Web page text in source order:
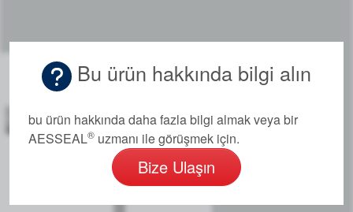
Bu ürün hakkında bilgi alın
bu ürün hakkında daha fazla bilgi almak veya bir
AESSEAL® uzmanı ile görüşmek için.
Bize Ulaşın